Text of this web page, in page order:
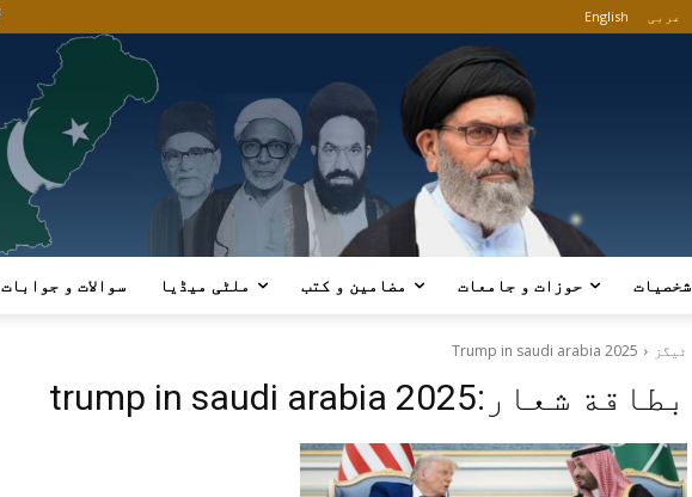
English عربی
شخصیات حوزات و جامعات مضامین و کتب ملٹی میڈیا سوالات و جوابات
ٹیگز Trump in saudi arabia 2025
بطاقة شعار:trump in saudi arabia 2025